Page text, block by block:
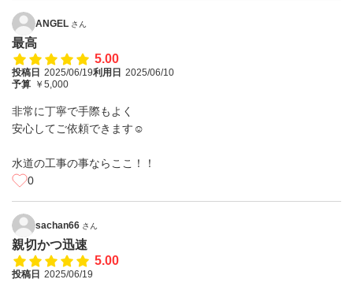
ANGEL さん
最高
5.00
投稿日 2025/06/19利用日 2025/06/10
予算 ￥5,000
非常に丁寧で手際もよく
安心してご依頼できます☺
水道の工事の事ならここ！！
0
sachan66 さん
親切かつ迅速
5.00
投稿日 2025/06/19